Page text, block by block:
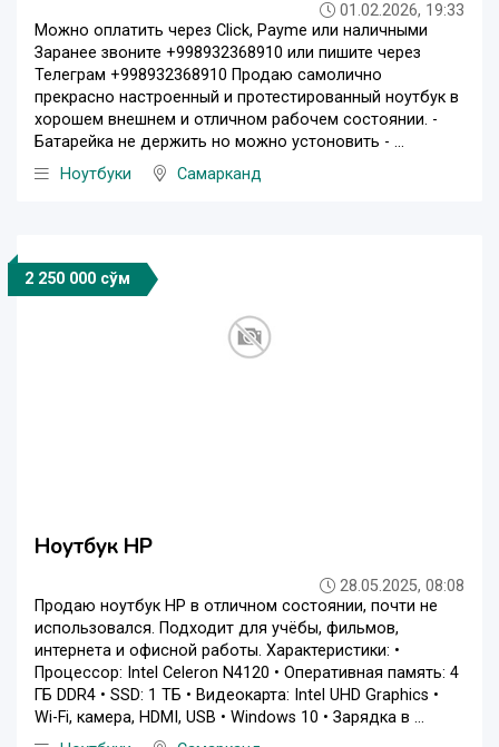
01.02.2026, 19:33
Можно оплатить через Click, Payme или наличными
Заранее звоните +998932368910 или пишите через
Телеграм +998932368910 Продаю самолично
прекрасно настроенный и протестированный ноутбук в
хорошем внешнем и отличном рабочем состоянии. -
Батарейка не держить но можно устоновить - ...
Ноутбуки
Самарканд
2 250 000 сўм
Ноутбук HP
28.05.2025, 08:08
Продаю ноутбук HP в отличном состоянии, почти не
использовался. Подходит для учёбы, фильмов,
интернета и офисной работы. Характеристики: •
Процессор: Intel Celeron N4120 • Оперативная память: 4
ГБ DDR4 • SSD: 1 ТБ • Видеокарта: Intel UHD Graphics •
Wi-Fi, камера, HDMI, USB • Windows 10 • Зарядка в ...